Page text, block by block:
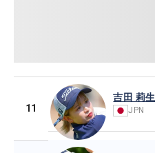
11
吉田 莉生
JPN